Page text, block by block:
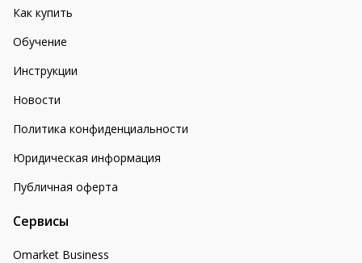
Как купить
Обучение
Инструкции
Новости
Политика конфиденциальности
Юридическая информация
Публичная оферта
Сервисы
Omarket Business